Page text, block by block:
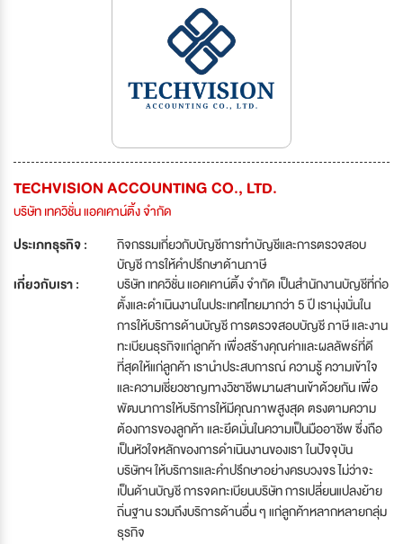
TECHVISION ACCOUNTING CO., LTD.
บริษัท เทควิชั่น แอคเคาน์ติ้ง จำกัด
ประเภทธุรกิจ :
กิจกรรมเกี่ยวกับบัญชีการทำบัญชีและการตรวจสอบ
บัญชี การให้คำปรึกษาด้านภาษี
เกี่ยวกับเรา :
บริษัท เทควิชั่น แอคเคาน์ติ้ง จำกัด เป็นสำนักงานบัญชีที่ก่อ
ตั้งและดำเนินงานในประเทศไทยมากว่า 5 ปี เรามุ่งมั่นใน
การให้บริการด้านบัญชี การตรวจสอบบัญชี ภาษี และงาน
ทะเบียนธุรกิจแก่ลูกค้า เพื่อสร้างคุณค่าและผลลัพธ์ที่ดี
ที่สุดให้แก่ลูกค้า เรานำประสบการณ์ ความรู้ ความเข้าใจ
และความเชี่ยวชาญทางวิชาชีพมาผสานเข้าด้วยกัน เพื่อ
พัฒนาการให้บริการให้มีคุณภาพสูงสุด ตรงตามความ
ต้องการของลูกค้า และยึดมั่นในความเป็นมืออาชีพ ซึ่งถือ
เป็นหัวใจหลักของการดำเนินงานของเรา ในปัจจุบัน
บริษัทฯ ให้บริการและคำปรึกษาอย่างครบวงจร ไม่ว่าจะ
เป็นด้านบัญชี การจดทะเบียนบริษัท การเปลี่ยนแปลงย้าย
ถิ่นฐาน รวมถึงบริการด้านอื่น ๆ แก่ลูกค้าหลากหลายกลุ่ม
ธุรกิจ